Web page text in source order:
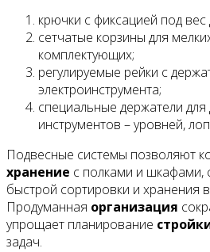
крючки с фиксацией под вес
сетчатые корзины для
комплектующих;
регулируемые рейки с
электроинструмента;
специальные держатели
инструментов – уровней,
Подвесные системы позволяют
хранение с полками и шкафами,
быстрой сортировки и хранения
Продуманная организация
упрощает планирование
задач.